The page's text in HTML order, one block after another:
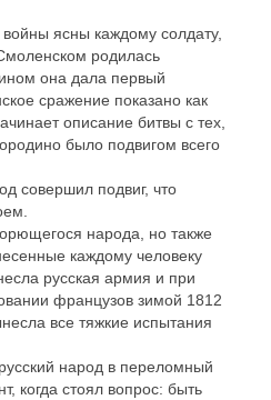
ясны каждому солдату,
родилась
она дала первый
сражение показано как
описание битвы с тех,
было подвигом всего
совершил подвиг, что
народа, но также
каждому человеку
русская армия и при
французов зимой 1812
все тяжкие испытания
народ в переломный
когда стоял вопрос: быть